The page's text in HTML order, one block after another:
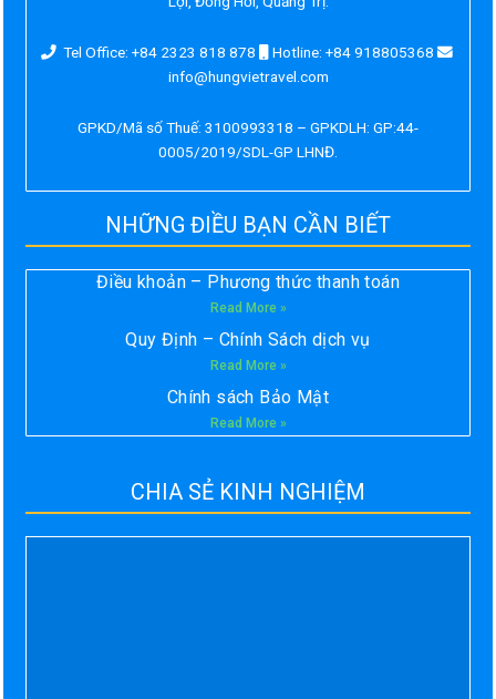
Tel Office: +84 2323 818 878
Hotline: +84 918805368
info@hungvietravel.com
GPKD/Mã số Thuế: 3100993318 – GPKDLH: GP:44-
0005/2019/SDL-GP LHNĐ.
NHỮNG ĐIỀU BẠN CẦN BIẾT
Điều khoản – Phương thức thanh toán
Read More »
Quy Định – Chính Sách dịch vụ
Read More »
Chính sách Bảo Mật
Read More »
CHIA SẺ KINH NGHIỆM